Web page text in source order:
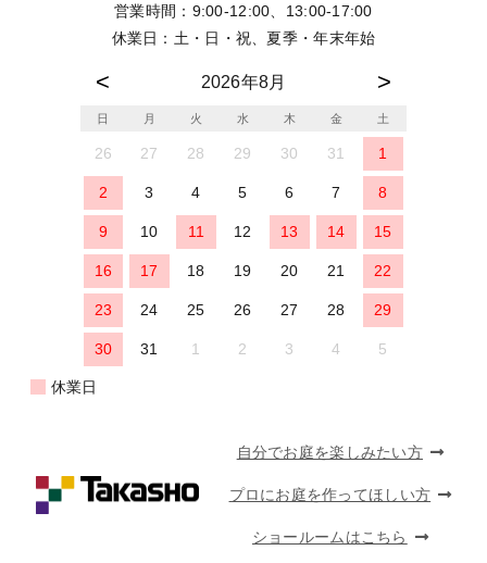
営業時間：9:00-12:00、13:00-17:00
休業日：土・日・祝、夏季・年末年始
2026年8月
日 月 火 水 木 金 土
26 27 28 29 30 31 1
2 3 4 5 6 7 8
9 10 11 12 13 14 15
16 17 18 19 20 21 22
23 24 25 26 27 28 29
30 31 1 2 3 4 5
休業日
自分でお庭を楽しみたい方
プロにお庭を作ってほしい方
ショールームはこちら